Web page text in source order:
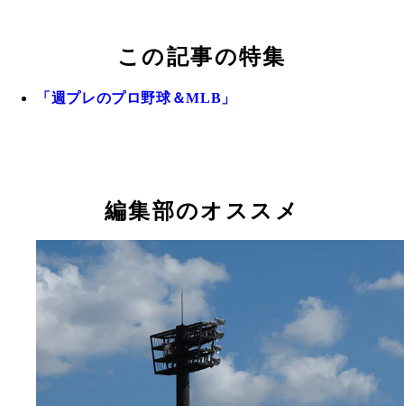
この記事の特集
「週プレのプロ野球＆MLB」
編集部のオススメ